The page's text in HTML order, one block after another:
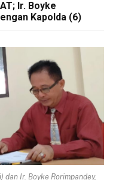
Ir. Boyke
Kapolda (6)
dan Ir. Boyke Rorimpandey,